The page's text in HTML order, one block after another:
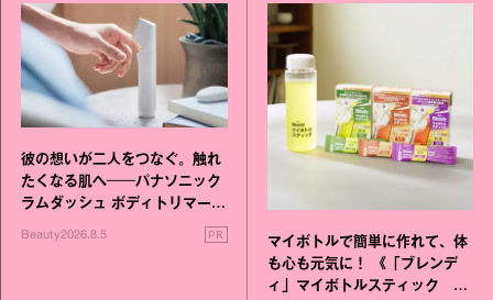
彼の想いが二人をつなぐ。触れ
たくなる肌へ──パナソニック
ラムダッシュ ボディトリマーが
Beauty2026.8.5 PR
マイボトルで簡単に作れて、体
も心も元気に！ 《「ブレンデ
ィ」マイボトルスティック い